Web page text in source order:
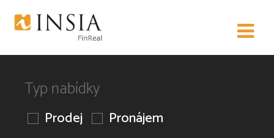
Typ nabídky
Prodej Pronájem